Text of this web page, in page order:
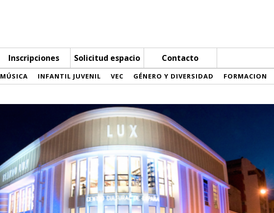
Inscripciones Solicitud espacio Contacto
MÚSICA INFANTIL JUVENIL VEC GÉNERO Y DIVERSIDAD FORMACION